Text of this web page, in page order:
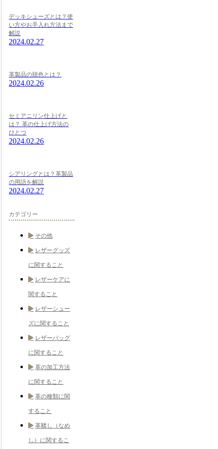
デッキシューズとは？使
い方やお手入れ方法まで
解説
2024.02.27
革製品の脱色とは？
2024.02.26
セミアニリン仕上げと
は？ 革の仕上げ方法の
ひとつ
2024.02.26
シアリングとは？革製品
の用語を解説
2024.02.27
カテゴリー
その他
レザーグッズ
に関すること
レザーケアに
関すること
レザーシュー
ズに関すること
レザーバッグ
に関すること
革の加工方法
に関すること
革の種類に関
すること
革鞣し（なめ
し）に関するこ